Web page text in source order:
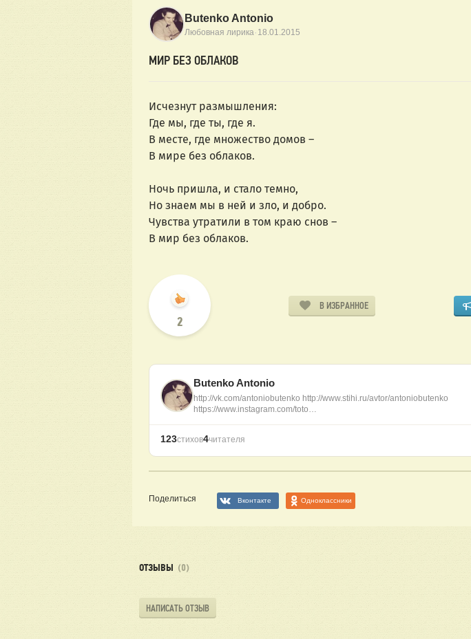
Butenko Antonio
Любовная лирика· 18.01.2015
МИР БЕЗ ОБЛАКОВ
Исчезнут размышления:
Где мы, где ты, где я.
В месте, где множество домов –
В мире без облаков.
Ночь пришла, и стало темно,
Но знаем мы в ней и зло, и добро.
Чувства утратили в том краю снов –
В мир без облаков.
2
В ИЗБРАННОЕ
Butenko Antonio
http://vk.com/antoniobutenko http://www.stihi.ru/avtor/antoniobutenko
https://www.instagram.com/toto…
123стихов4читателя
Поделиться Вконтакте Одноклассники
ОТЗЫВЫ (0)
НАПИСАТЬ ОТЗЫВ